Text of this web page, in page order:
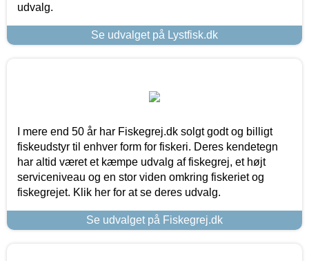
udvalg.
Se udvalget på Lystfisk.dk
I mere end 50 år har Fiskegrej.dk solgt godt og billigt
fiskeudstyr til enhver form for fiskeri. Deres kendetegn
har altid været et kæmpe udvalg af fiskegrej, et højt
serviceniveau og en stor viden omkring fiskeriet og
fiskegrejet. Klik her for at se deres udvalg.
Se udvalget på Fiskegrej.dk